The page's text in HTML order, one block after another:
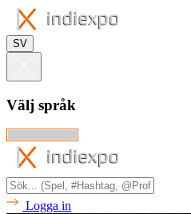
SV
Välj språk
Logga in